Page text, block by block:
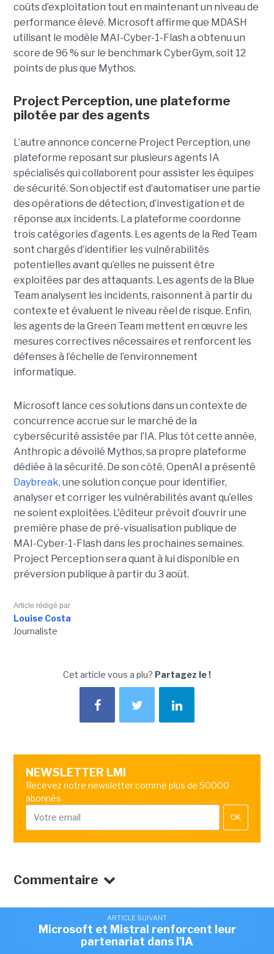
coûts d’exploitation tout en maintenant un niveau de
performance élevé. Microsoft affirme que MDASH
utilisant le modèle MAI-Cyber-1-Flash a obtenu un
score de 96 % sur le benchmark CyberGym, soit 12
points de plus que Mythos.
Project Perception, une plateforme
pilotée par des agents
L’autre annonce concerne Project Perception, une
plateforme reposant sur plusieurs agents IA
spécialisés qui collaborent pour assister les équipes
de sécurité. Son objectif est d’automatiser une partie
des opérations de détection, d’investigation et de
réponse aux incidents. La plateforme coordonne
trois catégories d’agents. Les agents de la Red Team
sont chargés d’identifier les vulnérabilités
potentielles avant qu’elles ne puissent être
exploitées par des attaquants. Les agents de la Blue
Team analysent les incidents, raisonnent à partir du
contexte et évaluent le niveau réel de risque. Enfin,
les agents de la Green Team mettent en œuvre les
mesures correctives nécessaires et renforcent les
défenses à l’échelle de l’environnement
informatique.
Microsoft lance ces solutions dans un contexte de
concurrence accrue sur le marché de la
cybersécurité assistée par l’IA. Plus tôt cette année,
Anthropic a dévoilé Mythos, sa propre plateforme
dédiée à la sécurité. De son côté, OpenAI a présenté
Daybreak, une solution conçue pour identifier,
analyser et corriger les vulnérabilités avant qu’elles
ne soient exploitées. L'éditeur prévoit d’ouvrir une
première phase de pré-visualisation publique de
MAI-Cyber-1-Flash dans les prochaines semaines.
Project Perception sera quant à lui disponible en
préversion publique à partir du 3 août.
Article rédigé par
Louise Costa
Journaliste
Cet article vous a plu? Partagez le !
NEWSLETTER LMI
Recevez notre newsletter comme plus de 50000
abonnés
OK
Commentaire
ARTICLE SUIVANT
Microsoft et Mistral renforcent leur
partenariat dans l'IA